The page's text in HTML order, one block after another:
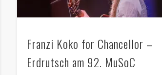
Franzi Koko for Chancellor –
Erdrutsch am 92. MuSoC